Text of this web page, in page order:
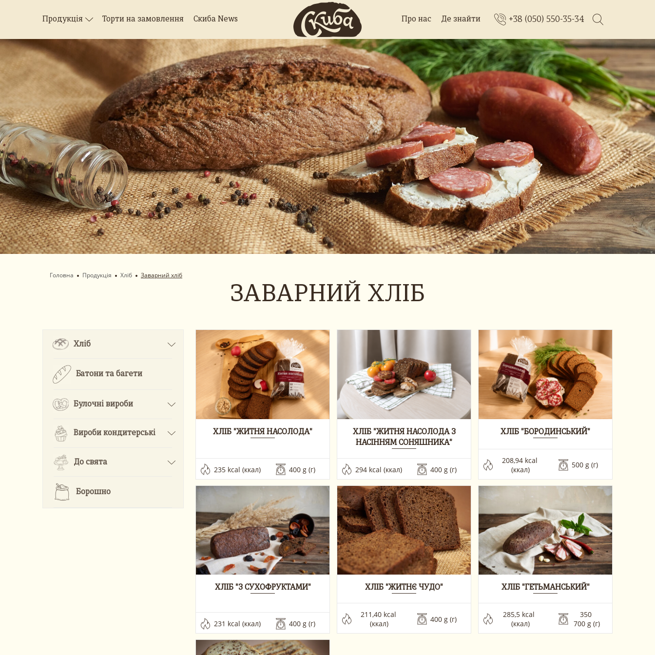
Продукція Торти на замовлення Скиба News Про нас Де знайти +38 (050) 550-35-34
Головна Продукція Хліб Заварний хліб
ЗАВАРНИЙ ХЛІБ
Хліб
Батони та багети
Булочні вироби
Вироби кондитерські
До свята
Борошно
ХЛІБ "ЖИТНЯ НАСОЛОДА"
235 kcal (ккал) 400 g (г)
ХЛІБ "ЖИТНЯ НАСОЛОДА З
НАСІННЯМ СОНЯШНИКА"
294 kcal (ккал) 400 g (г)
ХЛІБ "БОРОДИНСЬКИЙ"
208,94 kcal
(ккал)
500 g (г)
ХЛІБ "З СУХОФРУКТАМИ"
231 kcal (ккал) 400 g (г)
ХЛІБ "ЖИТНЄ ЧУДО"
211,40 kcal
(ккал)
400 g (г)
ХЛІБ "ГЕТЬМАНСЬКИЙ"
285,5 kcal
(ккал)
350
700 g (г)